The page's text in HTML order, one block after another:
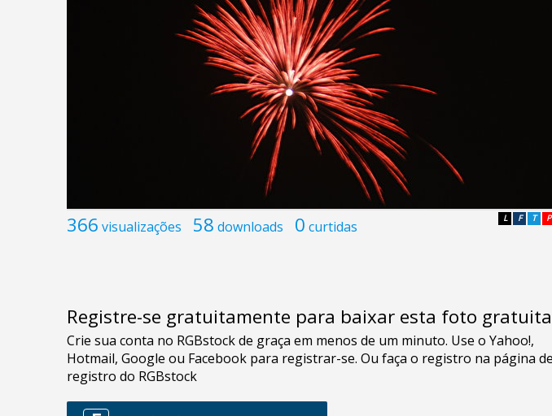
366 visualizações 58 downloads 0 curtidas P
T
F
L
Registre-se gratuitamente para baixar esta foto gratuita